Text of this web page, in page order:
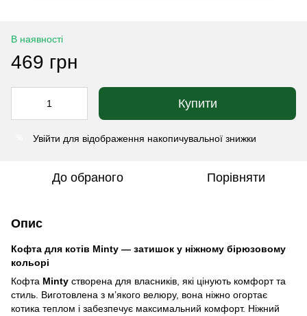
В наявності
469 грн
Купити
Увійти для відображення накопичувальної знижки
До обраного Порівняти
Опис
Кофта для котів Minty — затишок у ніжному бірюзовому
кольорі
Кофта Minty створена для власників, які цінують комфорт та
стиль. Виготовлена з м’якого велюру, вона ніжно огортає
котика теплом і забезпечує максимальний комфорт. Ніжний